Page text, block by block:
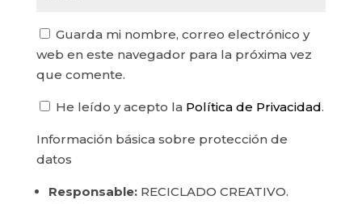
Guarda mi nombre, correo electrónico y
web en este navegador para la próxima vez
que comente.
He leído y acepto la Política de Privacidad.
Información básica sobre protección de
datos
Responsable:RECICLADO CREATIVO.